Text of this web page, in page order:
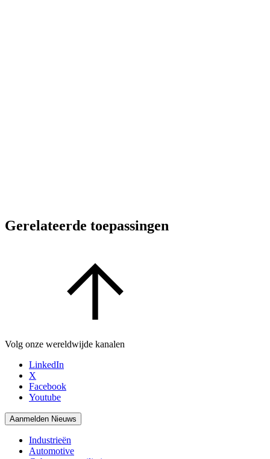
Gerelateerde toepassingen
Volg onze wereldwijde kanalen
LinkedIn
X
Facebook
Youtube
Aanmelden Nieuws
Industrieën
Automotive